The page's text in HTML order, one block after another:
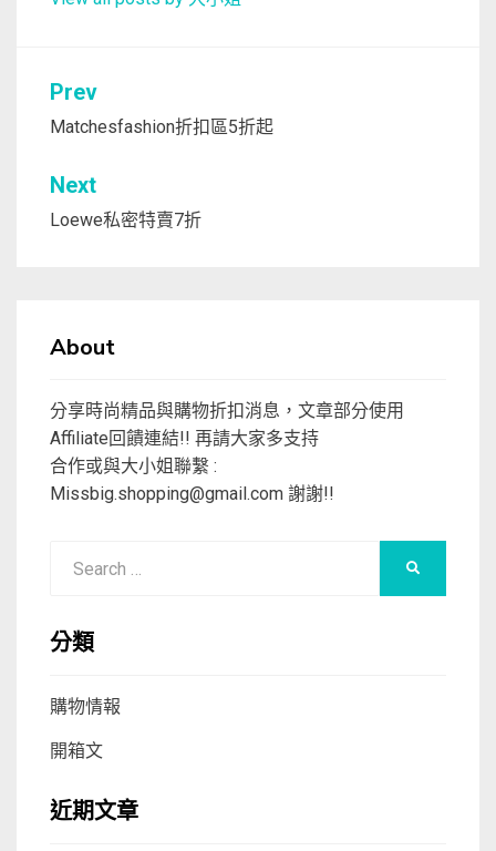
文
章
導
覽
Prev
Matchesfashion折扣區5折起
Next
Loewe私密特賣7折
About
分享時尚精品與購物折扣消息，文章部分使用
Affiliate回饋連結!! 再請大家多支持
合作或與大小姐聯繫 :
Missbig.shopping@gmail.com 謝謝!!
分類
購物情報
開箱文
近期文章